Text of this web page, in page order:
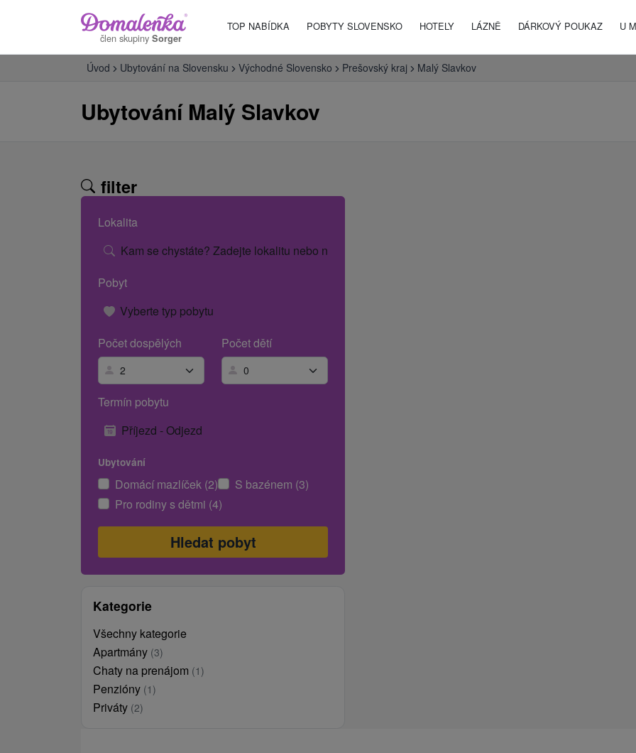
člen skupiny Sorger
TOP NABÍDKA POBYTY SLOVENSKO HOTELY LÁZNĚ DÁRKOVÝ POUKAZ U
Úvod Ubytování na Slovensku Východné Slovensko Prešovský kraj Malý Slavkov
Ubytování Malý Slavkov
filter
Lokalita
Kam se chystáte? Zadejte lokalitu nebo název hotelu.
Pobyt
Vyberte typ pobytu
Počet dospělých
Počet dětí
Termín pobytu
Příjezd - Odjezd
Ubytování
Domácí mazlíček (2)
S bazénem (3)
Pro rodiny s dětmi (4)
Kategorie
Všechny kategorie
Apartmány (3)
Chaty na prenájom (1)
Penzióny (1)
Priváty (2)